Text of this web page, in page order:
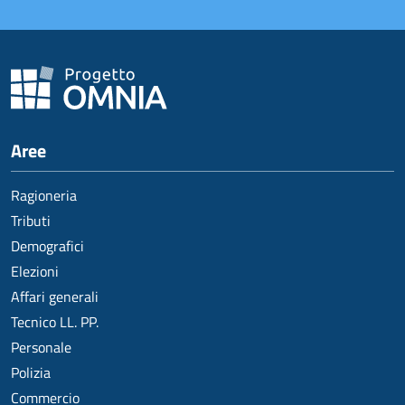
Aree
Ragioneria
Tributi
Demografici
Elezioni
Affari generali
Tecnico LL. PP.
Personale
Polizia
Commercio